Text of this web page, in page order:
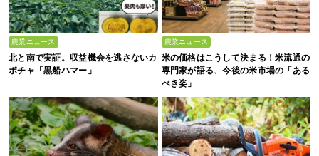
農業ニュース
北と南で実証。収益機会を逃さないカ
ボチャ「黒船ハマー」
農業ニュース
米の価格はこうして決まる！米流通の
専門家が語る、今後の米市場の「ある
べき姿」